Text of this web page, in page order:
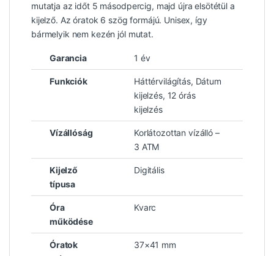
mutatja az időt 5 másodpercig, majd újra elsötétül a
kijelző. Az óratok 6 szög formájú. Unisex, így
bármelyik nem kezén jól mutat.
Garancia 1 év
Funkciók
Háttérvilágítás, Dátum
kijelzés, 12 órás
kijelzés
Vízállóság
Korlátozottan vízálló –
3 ATM
Kijelző
típusa
Digitális
Óra
működése
Kvarc
Óratok
37×41 mm